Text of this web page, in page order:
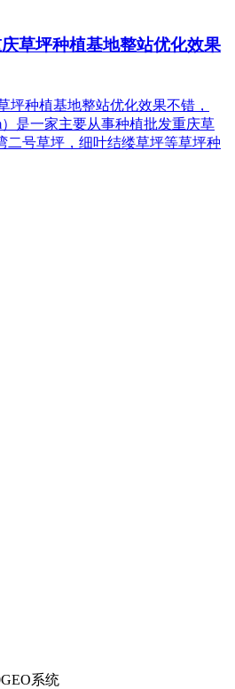
草坪种植基地整站优化效果
坪种植基地整站优化效果不错，
）是一家主要从事种植批发重庆草
二号草坪，细叶结缕草坪等草坪种
系统